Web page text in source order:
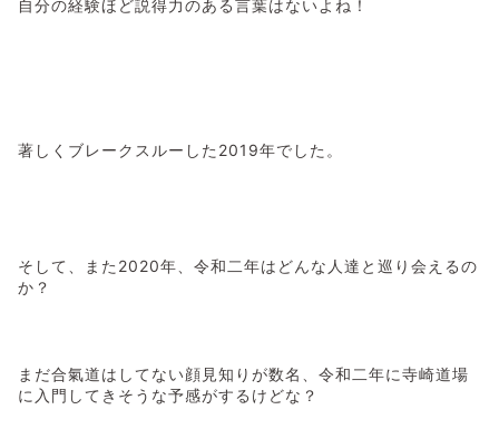
自分の経験ほど説得力のある言葉はないよね！
著しくブレークスルーした2019年でした。
そして、また2020年、令和二年はどんな人達と巡り会えるの
か？
まだ合氣道はしてない顔見知りが数名、令和二年に寺崎道場
に入門してきそうな予感がするけどな？